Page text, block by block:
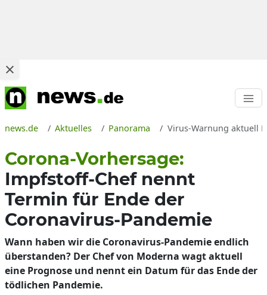
news.de Aktuelles Panorama Virus-Warnung aktuell
Corona-Vorhersage:
Impfstoff-Chef nennt
Termin für Ende der
Coronavirus-Pandemie
Wann haben wir die Coronavirus-Pandemie endlich
überstanden? Der Chef von Moderna wagt aktuell
eine Prognose und nennt ein Datum für das Ende der
tödlichen Pandemie.